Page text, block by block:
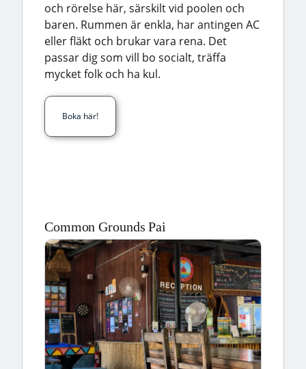
och rörelse här, särskilt vid poolen och
baren. Rummen är enkla, har antingen AC
eller fläkt och brukar vara rena. Det
passar dig som vill bo socialt, träffa
mycket folk och ha kul.
Boka här!
Common Grounds Pai